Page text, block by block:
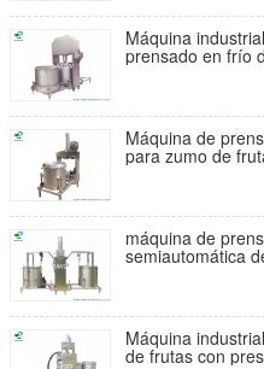
Máquina
prensado en frío
Máquina de
para zumo de
máquina de
semiautomática
Máquina
de frutas con